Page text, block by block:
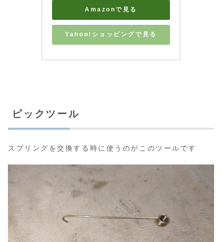
Amazonで見る
Yahoo!ショッピングで見る
ピックツール
スプリングを交換する時に使うのがこのツールです